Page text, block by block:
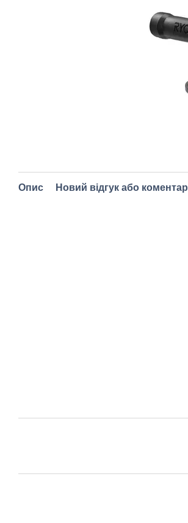
Опис Новий відгук або коментар